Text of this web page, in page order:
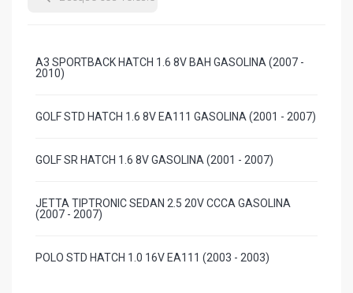
A3 SPORTBACK HATCH 1.6 8V BAH GASOLINA (2007 -
2010)
GOLF STD HATCH 1.6 8V EA111 GASOLINA (2001 - 2007)
GOLF SR HATCH 1.6 8V GASOLINA (2001 - 2007)
JETTA TIPTRONIC SEDAN 2.5 20V CCCA GASOLINA
(2007 - 2007)
POLO STD HATCH 1.0 16V EA111 (2003 - 2003)